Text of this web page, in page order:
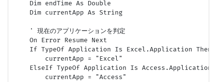
    Dim endTime As Double
    Dim currentApp As String
    ' 現在のアプリケーションを判定
    On Error Resume Next
    If TypeOf Application Is Excel.Application Then
        currentApp = "Excel"
ElseIf TypeOf Application Is Access.Application
        currentApp = "Access"